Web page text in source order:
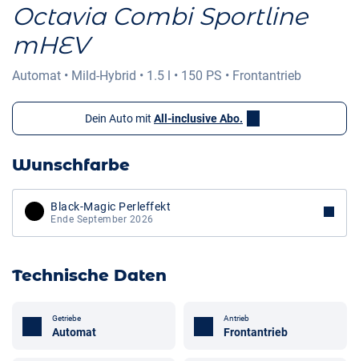
Octavia Combi Sportline
mHEV
Automat • Mild-Hybrid • 1.5 l • 150 PS • Frontantrieb
Dein Auto mit All-inclusive Abo.
Wunschfarbe
Black-Magic Perleffekt
Ende September 2026
Technische Daten
Getriebe
Automat
Antrieb
Frontantrieb